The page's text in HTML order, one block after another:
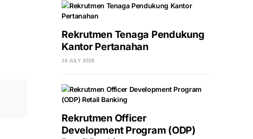
Rekrutmen Tenaga Pendukung
Kantor Pertanahan
24 JULY 2026
Rekrutmen Officer
Development Program (ODP)